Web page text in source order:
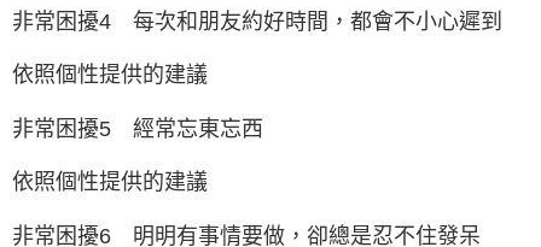
非常困擾4 每次和朋友約好時間，都會不小心遲到
依照個性提供的建議
非常困擾5 經常忘東忘西
依照個性提供的建議
非常困擾6 明明有事情要做，卻總是忍不住發呆